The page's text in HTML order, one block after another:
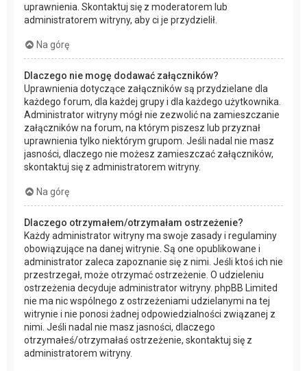
uprawnienia. Skontaktuj się z moderatorem lub
administratorem witryny, aby ci je przydzielił.
Na górę
Dlaczego nie mogę dodawać załączników?
Uprawnienia dotyczące załączników są przydzielane dla
każdego forum, dla każdej grupy i dla każdego użytkownika.
Administrator witryny mógł nie zezwolić na zamieszczanie
załączników na forum, na którym piszesz lub przyznał
uprawnienia tylko niektórym grupom. Jeśli nadal nie masz
jasności, dlaczego nie możesz zamieszczać załączników,
skontaktuj się z administratorem witryny.
Na górę
Dlaczego otrzymałem/otrzymałam ostrzeżenie?
Każdy administrator witryny ma swoje zasady i regulaminy
obowiązujące na danej witrynie. Są one opublikowane i
administrator zaleca zapoznanie się z nimi. Jeśli ktoś ich nie
przestrzegał, może otrzymać ostrzeżenie. O udzieleniu
ostrzeżenia decyduje administrator witryny. phpBB Limited
nie ma nic wspólnego z ostrzeżeniami udzielanymi na tej
witrynie i nie ponosi żadnej odpowiedzialności związanej z
nimi. Jeśli nadal nie masz jasności, dlaczego
otrzymałeś/otrzymałaś ostrzeżenie, skontaktuj się z
administratorem witryny.